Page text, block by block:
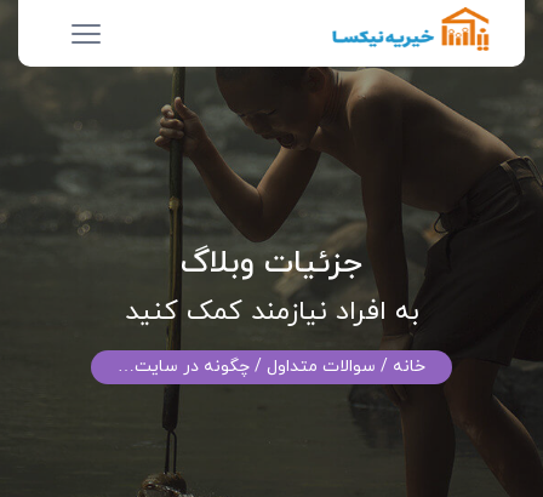
جزئیات وبلاگ
به افراد نیازمند کمک کنید
خانه / سوالات متداول / چگونه در سایت…